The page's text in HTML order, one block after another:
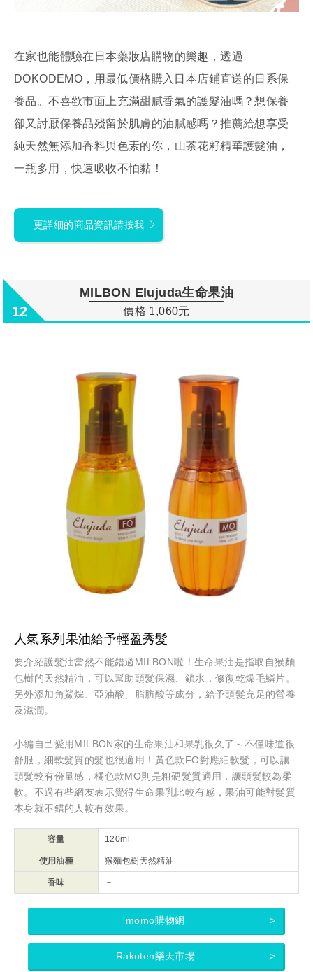
在家也能體驗在日本藥妝店購物的樂趣，透過
DOKODEMO，用最低價格購入日本店鋪直送的日系保
養品。不喜歡市面上充滿甜膩香氣的護髮油嗎？想保養
卻又討厭保養品殘留於肌膚的油膩感嗎？推薦給想享受
純天然無添加香料與色素的你，山茶花籽精華護髮油，
一瓶多用，快速吸收不怕黏！
更詳細的商品資訊請按我
12
MILBON Elujuda生命果油
價格 1,060元
人氣系列果油給予輕盈秀髮
要介紹護髮油當然不能錯過MILBON啦！生命果油是指取自猴麵
包樹的天然精油，可以幫助頭髮保濕、鎖水，修復乾燥毛鱗片。
另外添加角鯊烷、亞油酸、脂肪酸等成分，給予頭髮充足的營養
及滋潤。
小編自己愛用MILBON家的生命果油和果乳很久了～不僅味道很
舒服，細軟髮質的髮也很適用！黃色款FO對應細軟髮，可以讓
頭髮較有份量感，橘色款MO則是粗硬髮質適用，讓頭髮較為柔
軟。不過有些網友表示覺得生命果乳比較有感，果油可能對髮質
本身就不錯的人較有效果。
容量 120ml
使用油種 猴麵包樹天然精油
香味 －
momo購物網
Rakuten樂天市場